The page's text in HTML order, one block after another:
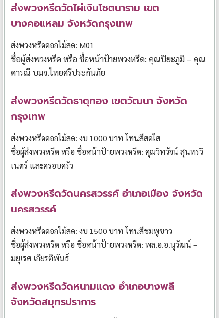
ส่งพวงหรีดวัดไผ่เงินโชตนาราม เขต
บางคอแหลม จังหวัดกรุงเทพ
ส่งพวงหรีดดอกไม้สด: M01
ชื่อผู้ส่งพวงหรีด หรือ ชื่อหน้าป้ายพวงหรีด: คุณปิยะภูมิ – คุณ
ดารณี บมจ.ไทยศรีประกันภัย
ส่งพวงหรีดวัดธาตุทอง เขตวัฒนา จังหวัด
กรุงเทพ
ส่งพวงหรีดดอกไม้สด: งบ 1000 บาท โทนสีสดใส
ชื่อผู้ส่งพวงหรีด หรือ ชื่อหน้าป้ายพวงหรีด: คุณวิทวัจน์ สุนทรวิ
เนตร์ และครอบครัว
ส่งพวงหรีดวัดนครสวรรค์ อำเภอเมือง จังหวัด
นครสวรรค์
ส่งพวงหรีดดอกไม้สด: งบ 1500 บาท โทนสีชมพูขาว
ชื่อผู้ส่งพวงหรีด หรือ ชื่อหน้าป้ายพวงหรีด: พล.อ.อ.นุวัฒน์ –
มยุเรศ เกียรติพันธ์
ส่งพวงหรีดวัดหนามแดง อำเภอบางพลี
จังหวัดสมุทรปราการ